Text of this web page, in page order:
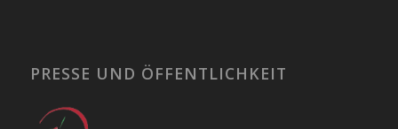
PRESSE UND ÖFFENTLICHKEIT